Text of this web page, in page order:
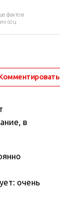
фактов
соц.
в
очень